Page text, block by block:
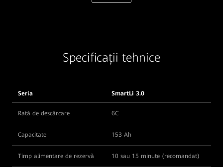
Specificații tehnice
Seria SmartLi 3.0
Rată de descărcare 6C
Capacitate 153 Ah
Timp alimentare de rezervă 10 sau 15 minute (recomandat)